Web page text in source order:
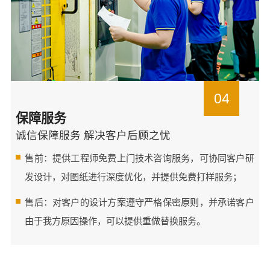
04
保障服务
诚信保障服务 解决客户后顾之忧
售前：提供工程师免费上门技术咨询服务，可协同客户研
发设计，对图纸进行深度优化，并提供免费打样服务；
售后：对客户的设计方案遵守严格保密原则，并承诺客户
由于我方原因操作，可以提供重做替换服务。